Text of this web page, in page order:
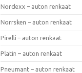
Nordexx – auton renkaat
Norrsken – auton renkaat
Pirelli – auton renkaat
Platin – auton renkaat
Pneumant – auton renkaat